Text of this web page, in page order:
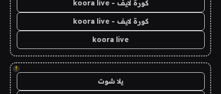
كورة لايف - koora live
كورة لايف - koora live
koora live
!
يلا شوت